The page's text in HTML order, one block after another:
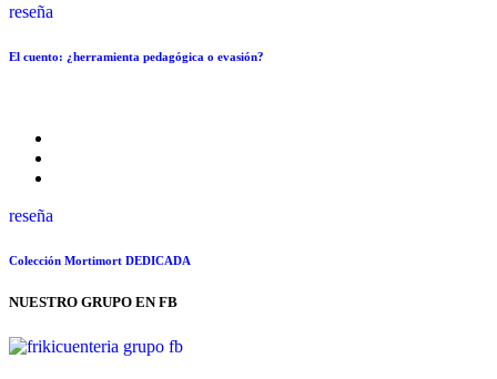
reseña
El cuento: ¿herramienta pedagógica o evasión?
reseña
Colección Mortimort DEDICADA
NUESTRO GRUPO EN FB